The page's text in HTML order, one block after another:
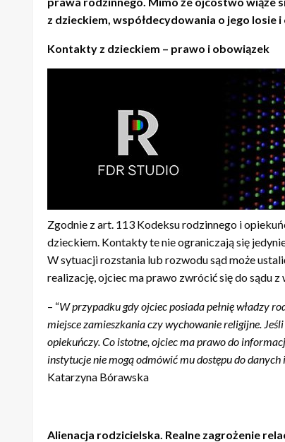
z dzieckiem, współdecydowania o jego losie
Kontakty z dzieckiem – prawo i obowiązek
Zgodnie z art. 113 Kodeksu rodzinnego i
dzieckiem. Kontakty te nie ograniczają się
W sytuacji rozstania lub rozwodu sąd może
realizację, ojciec ma prawo zwrócić się do sądu
– “W przypadku gdy ojciec posiada pełnię władzy
miejsce zamieszkania czy wychowanie religijne.
opiekuńczy. Co istotne, ojciec ma prawo do
instytucje nie mogą odmówić mu dostępu do
Katarzyna Bórawska
Alienacja rodzicielska. Realne zagrożenie